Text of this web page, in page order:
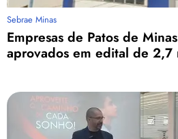
Sebrae Minas
Empresas de Patos de
aprovados em edital de 2,7